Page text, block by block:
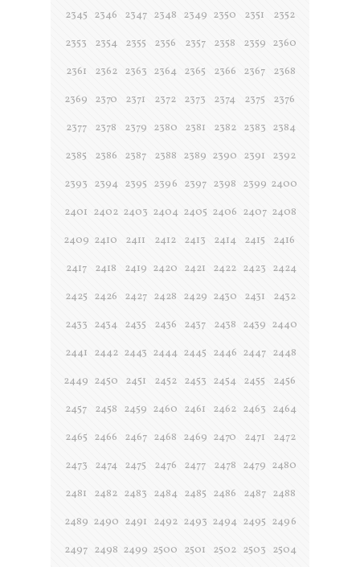
2345 2346 2347 2348 2349 2350 2351
2352
2353
2354 2355 2356 2357 2358 2359 2360
2361
2362 2363 2364 2365 2366 2367
2368
2369
2370 2371 2372 2373 2374 2375
2376
2377
2378 2379 2380 2381 2382 2383 2384
2385
2386 2387 2388 2389 2390 2391
2392
2393 2394 2395 2396 2397 2398 2399 2400
2401 2402 2403 2404 2405 2406 2407 2408
2409 2410 2411 2412 2413 2414 2415
2416
2417
2418 2419 2420 2421 2422 2423 2424
2425 2426 2427 2428 2429 2430 2431
2432
2433 2434 2435 2436 2437 2438 2439 2440
2441 2442 2443 2444 2445 2446 2447 2448
2449 2450 2451 2452 2453 2454 2455
2456
2457
2458 2459 2460 2461 2462 2463 2464
2465 2466 2467 2468 2469 2470 2471
2472
2473
2474 2475 2476 2477 2478 2479 2480
2481
2482 2483 2484 2485 2486 2487 2488
2489 2490 2491 2492 2493 2494 2495 2496
2497 2498 2499 2500 2501 2502 2503 2504